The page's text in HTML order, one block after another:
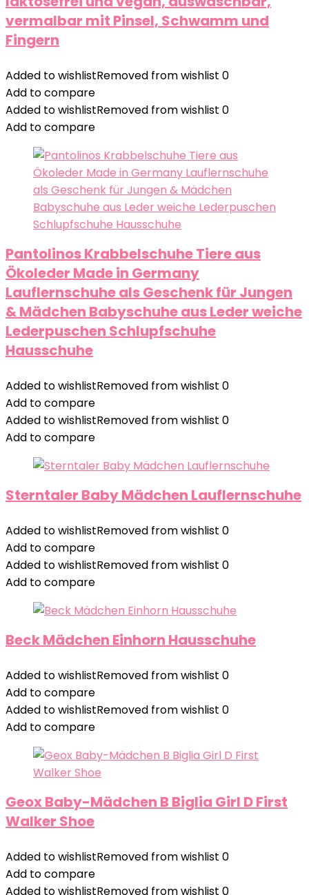
vermalbar mit Pinsel, Schwamm und
Fingern
Added to wishlistRemoved from wishlist 0
Add to compare
Added to wishlistRemoved from wishlist 0
Add to compare
Pantolinos Krabbelschuhe Tiere aus
Ökoleder Made in Germany
Lauflernschuhe als Geschenk für Jungen
& Mädchen Babyschuhe aus Leder weiche
Lederpuschen Schlupfschuhe
Hausschuhe
Added to wishlistRemoved from wishlist 0
Add to compare
Added to wishlistRemoved from wishlist 0
Add to compare
Sterntaler Baby Mädchen Lauflernschuhe
Added to wishlistRemoved from wishlist 0
Add to compare
Added to wishlistRemoved from wishlist 0
Add to compare
Beck Mädchen Einhorn Hausschuhe
Added to wishlistRemoved from wishlist 0
Add to compare
Added to wishlistRemoved from wishlist 0
Add to compare
Geox Baby-Mädchen B Biglia Girl D First
Walker Shoe
Added to wishlistRemoved from wishlist 0
Add to compare
Added to wishlistRemoved from wishlist 0